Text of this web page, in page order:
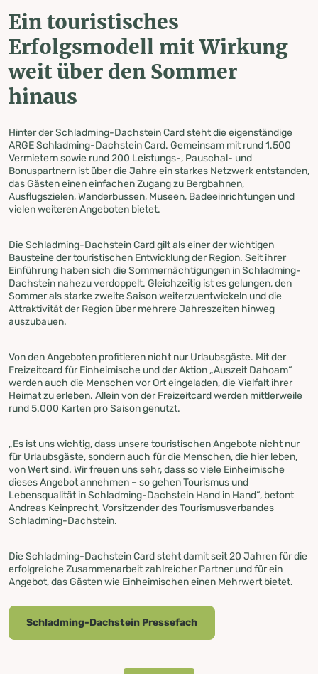
Ein touristisches
Erfolgsmodell mit Wirkung
weit über den Sommer
hinaus
Hinter der Schladming-Dachstein Card steht die eigenständige
ARGE Schladming-Dachstein Card. Gemeinsam mit rund 1.500
Vermietern sowie rund 200 Leistungs-, Pauschal- und
Bonuspartnern ist über die Jahre ein starkes Netzwerk entstanden,
das Gästen einen einfachen Zugang zu Bergbahnen,
Ausflugszielen, Wanderbussen, Museen, Badeeinrichtungen und
vielen weiteren Angeboten bietet.
Die Schladming-Dachstein Card gilt als einer der wichtigen
Bausteine der touristischen Entwicklung der Region. Seit ihrer
Einführung haben sich die Sommernächtigungen in Schladming-
Dachstein nahezu verdoppelt. Gleichzeitig ist es gelungen, den
Sommer als starke zweite Saison weiterzuentwickeln und die
Attraktivität der Region über mehrere Jahreszeiten hinweg
auszubauen.
Von den Angeboten profitieren nicht nur Urlaubsgäste. Mit der
Freizeitcard für Einheimische und der Aktion „Auszeit Dahoam“
werden auch die Menschen vor Ort eingeladen, die Vielfalt ihrer
Heimat zu erleben. Allein von der Freizeitcard werden mittlerweile
rund 5.000 Karten pro Saison genutzt.
„Es ist uns wichtig, dass unsere touristischen Angebote nicht nur
für Urlaubsgäste, sondern auch für die Menschen, die hier leben,
von Wert sind. Wir freuen uns sehr, dass so viele Einheimische
dieses Angebot annehmen – so gehen Tourismus und
Lebensqualität in Schladming-Dachstein Hand in Hand“, betont
Andreas Keinprecht, Vorsitzender des Tourismusverbandes
Schladming-Dachstein.
Die Schladming-Dachstein Card steht damit seit 20 Jahren für die
erfolgreiche Zusammenarbeit zahlreicher Partner und für ein
Angebot, das Gästen wie Einheimischen einen Mehrwert bietet.
Schladming-Dachstein Pressefach